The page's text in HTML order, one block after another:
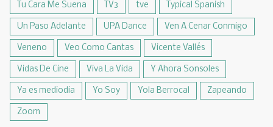
Tu Cara Me Suena TV3 tve Typical Spanish
Un Paso Adelante UPA Dance Ven A Cenar Conmigo
Veneno Veo Como Cantas Vicente Vallés
Vidas De Cine Viva La Vida Y Ahora Sonsoles
Ya es mediodia Yo Soy Yola Berrocal Zapeando
Zoom